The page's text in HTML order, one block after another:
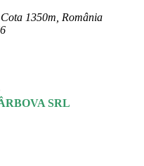
1350m, România
SRL